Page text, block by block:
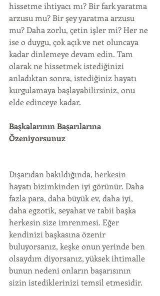
hissetme ihtiyacı mı? Bir fark yaratma
arzusu mu? Bir şey yaratma arzusu
mu? Daha zorlu, çetin işler mi? Her ne
ise o duygu, çok açık ve net oluncaya
kadar dinlemeye devam edin. Tam
olarak ne hissetmek istediğinizi
anladıktan sonra, istediğiniz hayatı
kurgulamaya başlayabilirsiniz, onu
elde edinceye kadar.
Başkalarının Başarılarına
Özeniyorsunuz
Dışarıdan bakıldığında, herkesin
hayatı bizimkinden iyi görünür. Daha
fazla para, daha büyük ev, daha iyi,
daha egzotik, seyahat ve tabii başka
herkesin size imrenmesi. Eğer
kendinizi başkasına özenir
buluyorsanız, keşke onun yerinde ben
olsaydım diyorsanız, yüksek ihtimalle
bunun nedeni onların başarısının
sizin istediklerinizi temsil etmesidir.